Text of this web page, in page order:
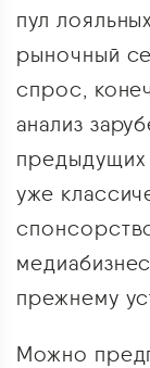
пул
рыночный
спрос,
анализ
предыдущих
уже
прежнему
Можно